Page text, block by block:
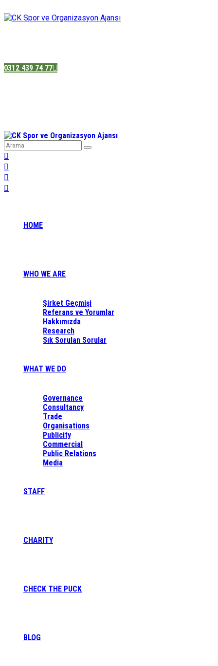
0312 439 74 77
HOME
WHO WE ARE
Şirket Geçmişi
Referans ve Yorumlar
Hakkımızda
Research
Sık Sorulan Sorular
WHAT WE DO
Governance
Consultancy
Trade
Organisations
Publicity
Commercial
Public Relations
Media
STAFF
CHARITY
CHECK THE PUCK
BLOG